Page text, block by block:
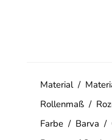
Material /
Rollenmaß /
Farbe / Barva /